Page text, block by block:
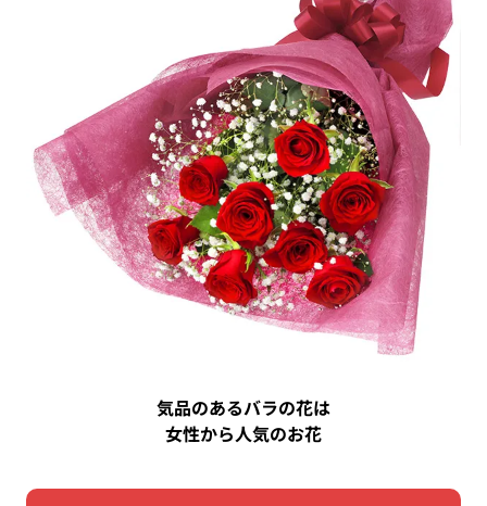
気品のあるバラの花は
女性から人気のお花